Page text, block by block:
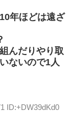
年ほどは遠ざ
んだりやり取
ないので1人
ID:+DW39dKd0